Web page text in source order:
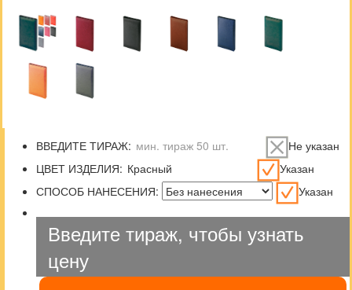
ВВЕДИТЕ ТИРАЖ:
Не указан
ЦВЕТ ИЗДЕЛИЯ:
Указан
СПОСОБ НАНЕСЕНИЯ:
Указан
Введите тираж, чтобы узнать
цену